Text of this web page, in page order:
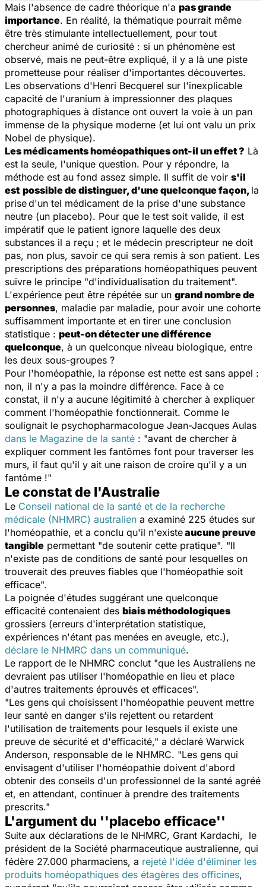
Mais l'absence de cadre théorique n'a pas grande
importance. En réalité, la thématique pourrait même
être très stimulante intellectuellement, pour tout
chercheur animé de curiosité : si un phénomène est
observé, mais ne peut-être expliqué, il y a là une piste
prometteuse pour réaliser d'importantes découvertes.
Les observations d'Henri Becquerel sur l'inexplicable
capacité de l'uranium à impressionner des plaques
photographiques à distance ont ouvert la voie à un pan
immense de la physique moderne (et lui ont valu un prix
Nobel de physique).
Les médicaments homéopathiques ont-il un effet ? Là
est la seule, l'unique question. Pour y répondre, la
méthode est au fond assez simple. Il suffit de voir s'il
est possible de distinguer, d'une quelconque façon, la
prised'un tel médicament de la prise d'une substance
neutre (un placebo). Pour que le test soit valide, il est
impératif que le patient ignore laquelle des deux
substances il a reçu ; et le médecin prescripteur ne doit
pas, non plus, savoir ce qui sera remis à son patient. Les
prescriptions des préparations homéopathiques peuvent
suivre le principe "d'individualisation du traitement".
L'expérience peut être répétée sur un grand nombre de
personnes, maladie par maladie, pour avoir une cohorte
suffisamment importante et en tirer une conclusion
statistique : peut-on détecter une différence
quelconque, à un quelconque niveau biologique, entre
les deux sous-groupes ?
Pour l'homéopathie, la réponse est nette est sans appel :
non, il n'y a pas la moindre différence. Face à ce
constat, il n'y a aucune légitimité à chercher à expliquer
comment l'homéopathie fonctionnerait. Comme le
soulignait le psychopharmacologue Jean-Jacques Aulas
dans le Magazine de la santé : "avant de chercher à
expliquer comment les fantômes font pour traverser les
murs, il faut qu'il y ait une raison de croire qu'il y a un
fantôme !"
Le constat de l'Australie
Le Conseil national de la santé et de la recherche
médicale (NHMRC) australien a examiné 225 études sur
l'homéopathie, et a conclu qu'il n'existeaucune preuve
tangible permettant "de soutenir cette pratique". "Il
n'existe pas de conditions de santé pour lesquelles on
trouverait des preuves fiables que l'homéopathie soit
efficace".
La poignée d'études suggérant une quelconque
efficacité contenaient des biais méthodologiques
grossiers (erreurs d'interprétation statistique,
expériences n'étant pas menées en aveugle, etc.),
déclare le NHMRC dans un communiqué.
Le rapport de le NHMRC conclut "que les Australiens ne
devraient pas utiliser l'homéopathie en lieu et place
d'autres traitements éprouvés et efficaces".
"Les gens qui choisissent l'homéopathie peuvent mettre
leur santé en danger s'ils rejettent ou retardent
l'utilisation de traitements pour lesquels il existe une
preuve de sécurité et d'efficacité," a déclaré Warwick
Anderson, responsable de le NHMRC. "Les gens qui
envisagent d'utiliser l'homéopathie doivent d'abord
obtenir des conseils d'un professionnel de la santé agréé
et, en attendant, continuer à prendre des traitements
prescrits."
L'argument du ''placebo efficace''
Suite aux déclarations de le NHMRC, Grant Kardachi, le
président de la Société pharmaceutique australienne, qui
fédère 27.000 pharmaciens, a rejeté l'idée d'éliminer les
produits homéopathiques des étagères des officines,